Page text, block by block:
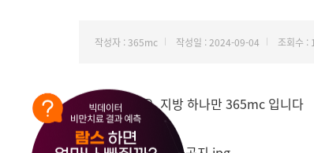
작성자 : 365mc 작성일 : 2024-09-04 조회수 :
안녕하세요, 지방 하나만 365mc 입니다